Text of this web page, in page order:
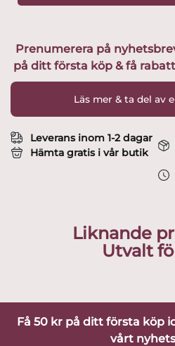
Öl
glas
XL
Design
Prenumerera på
på ditt första köp & få
Läs mer & ta del av
Leverans inom 1-2 dagar
Hämta gratis i vår butik
Liknande
Utvalt
Få 50 kr på ditt första köp
vårt